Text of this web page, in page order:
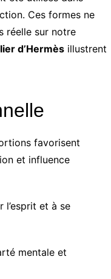
Ces formes ne
réelle sur notre
d’Hermès illustrent
favorisent
et influence
et à se
mentale et